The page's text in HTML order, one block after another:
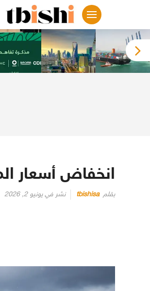
انخفاض أسعار
بقلم tbishisa نشر في يونيو 2, 2026